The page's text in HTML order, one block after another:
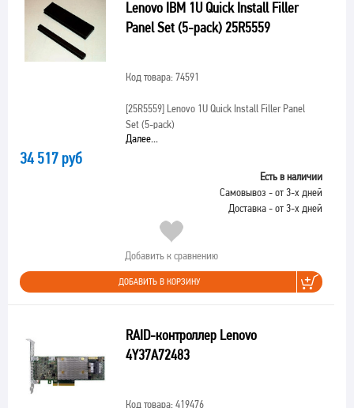
Lenovo IBM 1U Quick Install Filler
Panel Set (5-pack) 25R5559
Код товара: 74591
[25R5559]Lenovo 1U Quick Install Filler Panel
Set (5-pack)
Далее...
34 517 руб
Есть в наличии
Самовывоз - от 3-х дней
Доставка - от 3-х дней
Добавить к сравнению
ДОБАВИТЬ В КОРЗИНУ
RAID-контроллер Lenovo
4Y37A72483
Код товара: 419476